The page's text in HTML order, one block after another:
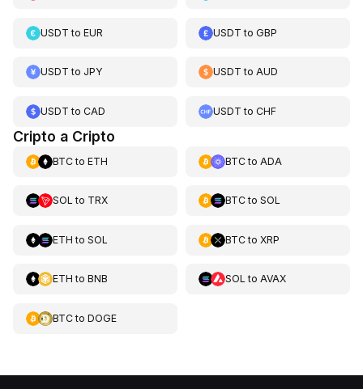
USDT to EUR USDT toGBP
USDT to JPY USDT toAUD
USDT to CAD USDT toCHF
Cripto a Cripto
BTCto ETH BTCto ADA
SOL to TRX BTCto SOL
ETH to SOL BTCto XRP
ETH to BNB SOL to AVAX
BTCto DOGE